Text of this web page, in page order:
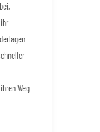
Weg